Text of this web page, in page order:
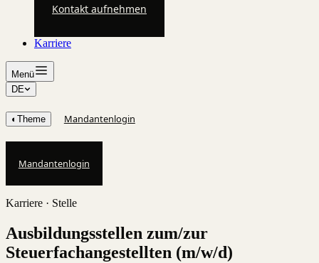
Kontakt aufnehmen
Karriere
Menü
DE
◐ Theme Mandantenlogin
Mandantenlogin
Karriere · Stelle
Ausbildungsstellen zum/zur
Steuerfachangestellten (m/w/d)